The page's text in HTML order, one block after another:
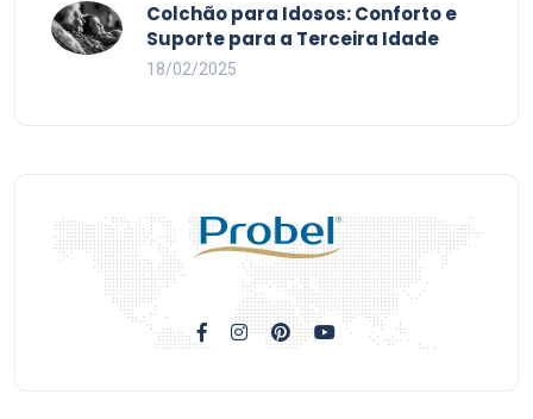
Colchão para Idosos: Conforto e
Suporte para a Terceira Idade
18/02/2025